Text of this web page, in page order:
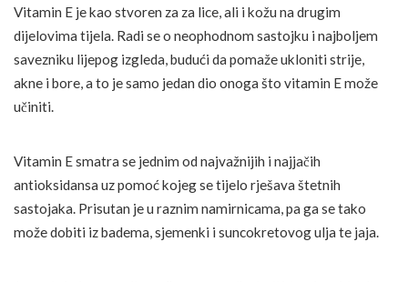
Vitamin E je kao stvoren za za lice, ali i kožu na drugim
dijelovima tijela. Radi se o neophodnom sastojku i najboljem
savezniku lijepog izgleda, budući da pomaže ukloniti strije,
akne i bore, a to je samo jedan dio onoga što vitamin E može
učiniti.
Vitamin E smatra se jednim od najvažnijih i najjačih
antioksidansa uz pomoć kojeg se tijelo rješava štetnih
sastojaka. Prisutan je u raznim namirnicama, pa ga se tako
može dobiti iz badema, sjemenki i suncokretovog ulja te jaja.